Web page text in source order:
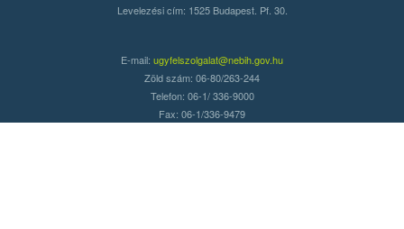
Levelezési cím: 1525 Budapest. Pf. 30.
E-mail: ugyfelszolgalat@nebih.gov.hu
Zöld szám: 06-80/263-244
Telefon: 06-1/ 336-9000
Fax: 06-1/336-9479